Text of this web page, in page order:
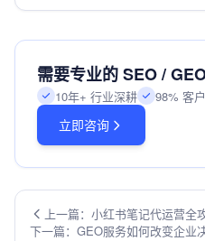
需要专业的 SEO /
10年+ 行业深耕 98% 客
立即咨询
上一篇：小红书笔记代运营
量
下一篇：GEO服务如何改变企业